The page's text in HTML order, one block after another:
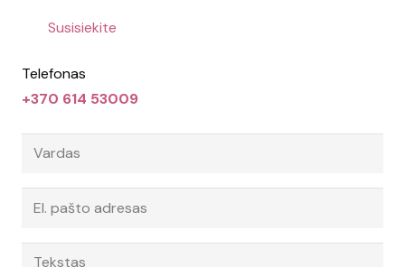
Susisiekite
Telefonas
+370 614 53009